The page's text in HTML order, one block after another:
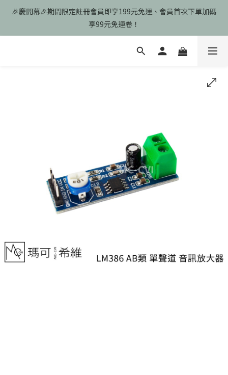
🎉慶開幕🎉期間限定註冊會員即享199元免運、會員首次下單加碼
享99元免運卷！
🎉慶開幕🎉期間限定註冊會員即享199元免運、會員首次下單加碼
享99元免運卷！
歡迎光臨瑪可希維，本站商品皆為台灣現貨、含稅可打統編
🎉慶開幕🎉期間限定註冊會員即享199元免運、會員首次下單加碼